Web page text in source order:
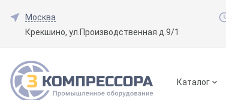
Москва
Крекшино, ул.Производственная д.9/1
Каталог